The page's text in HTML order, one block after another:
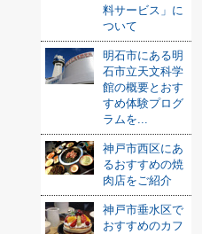
料サービス」に
ついて
明石市にある明
石市立天文科学
館の概要とおす
すめ体験プログ
ラムを...
神戸市西区にあ
るおすすめの焼
肉店をご紹介
神戸市垂水区で
おすすめのカフ